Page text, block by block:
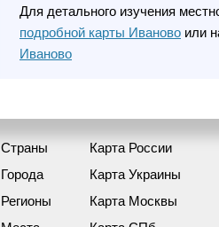
Для детального изучения
подробной карты Иваново или
Иваново
Страны
Города
Регионы
Карта России
Карта Украины
Карта Москвы